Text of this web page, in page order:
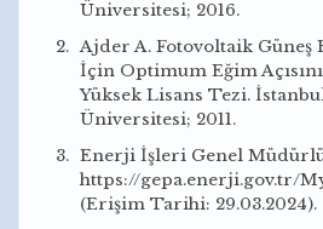
Üniversitesi; 2016.
Ajder A. Fotovoltaik
İçin Optimum Eğim
Yüksek Lisans Tezi.
Üniversitesi; 2011.
Enerji İşleri Genel
https://gepa.enerji.gov.tr/
(Erişim Tarihi: 29.03.2024).